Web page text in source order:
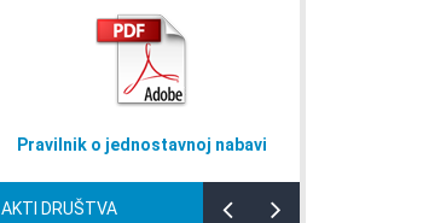
AKTI DRUŠTVA
Pravilnik o jednostavnoj nabavi